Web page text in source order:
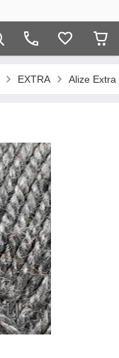
EXTRA Alize Extra